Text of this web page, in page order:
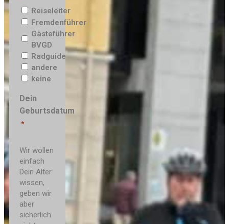
Reiseleiter
Fremdenführer
Gästeführer
BVGD
Radguide
andere
keine
Dein
Geburtsdatum
*
Wir wollen
einfach
Dein Alter
wissen,
geben wir
aber
sicherlich